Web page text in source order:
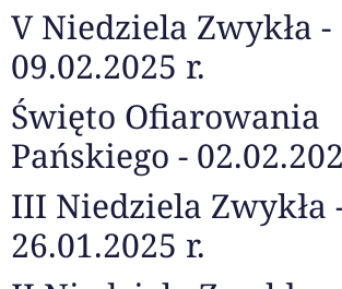
V Niedziela Zwykła -
09.02.2025 r.
Święto Ofiarowania
Pańskiego -
III Niedziela Zwykła
26.01.2025 r.